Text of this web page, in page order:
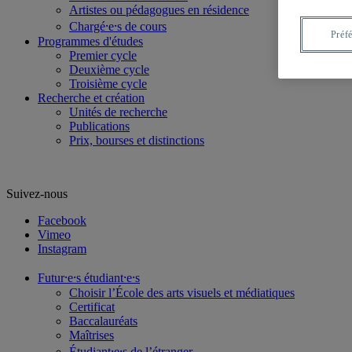
Artistes ou pédagogues en résidence
Chargé⸱e⸱s de cours
Programmes d'études
Premier cycle
Deuxième cycle
Troisième cycle
Recherche et création
Unités de recherche
Publications
Prix, bourses et distinctions
Suivez-nous
Facebook
Vimeo
Instagram
Futur⸱e⸱s étudiant⸱e⸱s
Choisir l’École des arts visuels et médiatiques
Certificat
Baccalauréats
Maîtrises